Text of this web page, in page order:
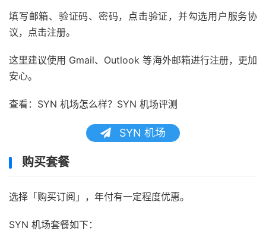
填写邮箱、验证码、密码，点击验证，并勾选用户服务协
议，点击注册。
这里建议使用 Gmail、Outlook 等海外邮箱进行注册，更加
安心。
查看：SYN 机场怎么样？SYN 机场评测
SYN 机场
购买套餐
选择「购买订阅」，年付有一定程度优惠。
SYN 机场套餐如下：